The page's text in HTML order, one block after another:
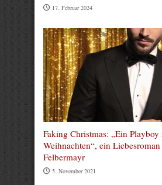
17. Februar 2024
Faking Christmas: „Ein Playboy
Weihnachten“, ein
Felbermayr
5. November 2021